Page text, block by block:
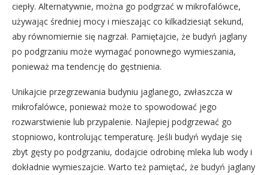
ciepły. Alternatywnie, można go podgrzać w mikrofalówce,
używając średniej mocy i mieszając co kilkadziesiąt sekund,
aby równomiernie się nagrzał. Pamiętajcie, że budyń jaglany
po podgrzaniu może wymagać ponownego wymieszania,
ponieważ ma tendencję do gęstnienia.
Unikajcie przegrzewania budyniu jaglanego, zwłaszcza w
mikrofalówce, ponieważ może to spowodować jego
rozwarstwienie lub przypalenie. Najlepiej podgrzewać go
stopniowo, kontrolując temperaturę. Jeśli budyń wydaje się
zbyt gęsty po podgrzaniu, dodajcie odrobinę mleka lub wody i
dokładnie wymieszajcie. Warto też pamiętać, że budyń jaglany